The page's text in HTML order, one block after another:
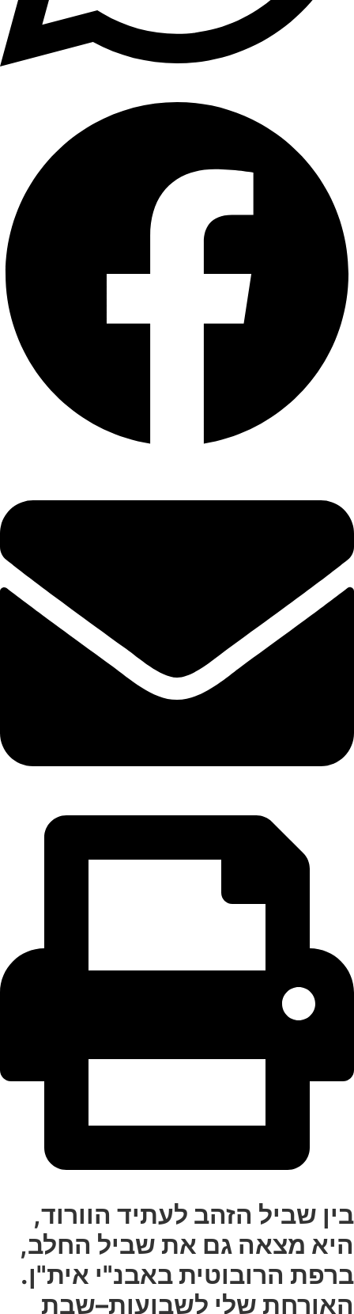
שביל הזהב לעתידהוורוד,
מצאה גם את שביל החלב,
הרובוטית באבנ"י אית"ן.
שלי לשבועות–שבת